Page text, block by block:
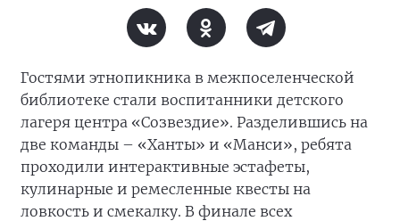
Гостями этнопикника в межпоселенческой
библиотеке стали воспитанники детского
лагеря центра «Созвездие». Разделившись на
две команды – «Ханты» и «Манси», ребята
проходили интерактивные эстафеты,
кулинарные и ремесленные квесты на
ловкость и смекалку. В финале всех